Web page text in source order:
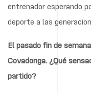
entrenador esperando
deporte a las
El pasado fin de
Covadonga. ¿Qué
partido?